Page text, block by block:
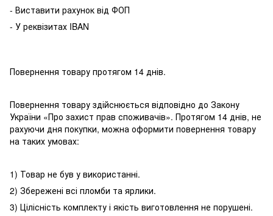
- Виставити рахунок від ФОП
- У реквізитах IBAN
Повернення товару протягом 14 днів.
Повернення товару здійснюється відповідно до Закону
України «Про захист прав споживачів». Протягом 14 днів, не
рахуючи дня покупки, можна оформити повернення товару
на таких умовах:
1) Товар не був у використанні.
2) Збережені всі пломби та ярлики.
3) Цілісність комплекту і якість виготовлення не порушені.